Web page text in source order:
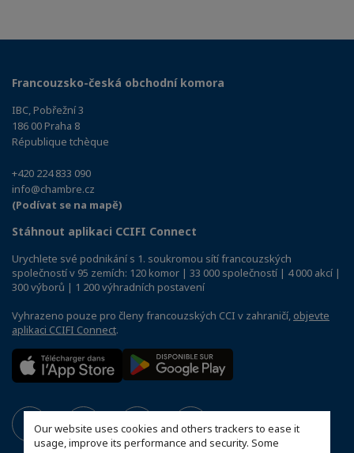
Our website uses cookies and others trackers to ease it
usage, improve its performance and security. Some
Francouzsko-česká obchodní komora
IBC, Pobřežní 3
186 00 Praha 8
République tchèque
+420 224 833 090
info@chambre.cz
(Podívat se na mapě)
Stáhnout aplikaci CCIFI Connect
Urychlete své podnikání s 1. soukromou sítí francouzských
společností v 95 zemích: 120 komor | 33 000 společností | 4 000 akcí |
300 výborů | 1 200 výhradních postavení
Vyhrazeno pouze pro členy francouzských CCI v zahraničí, objevte
aplikaci CCIFI Connect.